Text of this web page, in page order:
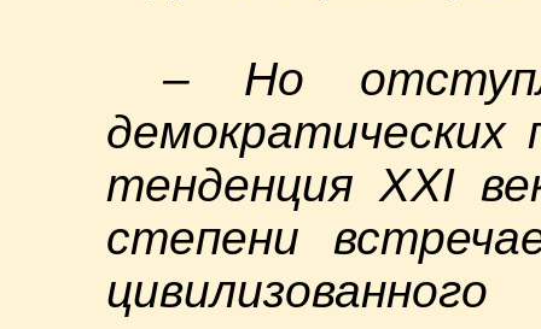
– Но
тенденция XXI
степени